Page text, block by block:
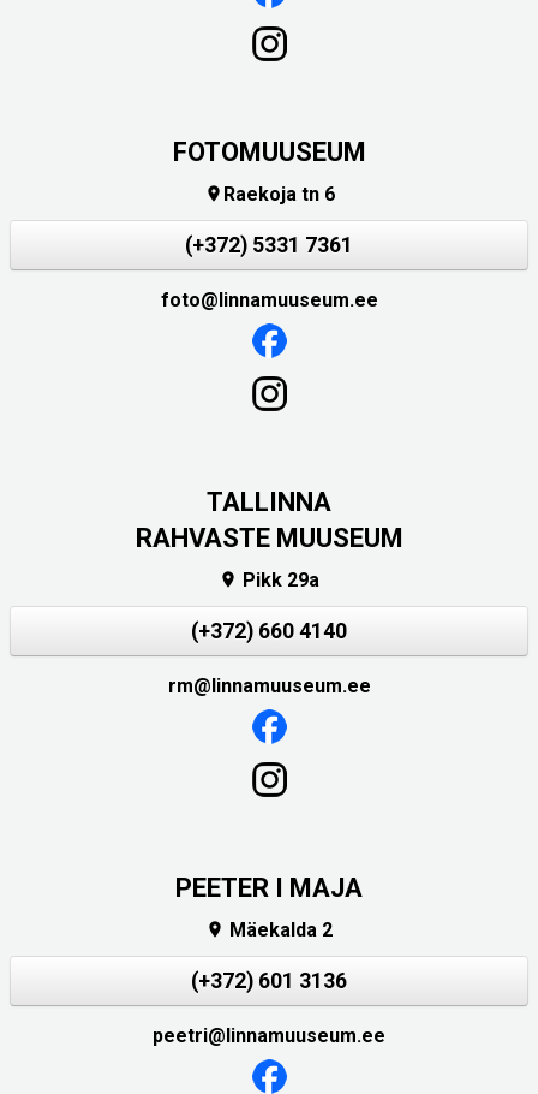
FOTOMUUSEUM
 Raekoja tn 6
(+372) 5331 7361
foto@linnamuuseum.ee
TALLINNA
RAHVASTE MUUSEUM
 Pikk 29a
(+372) 660 4140
rm@linnamuuseum.ee
PEETER I MAJA
 Mäekalda 2
(+372) 601 3136
peetri@linnamuuseum.ee